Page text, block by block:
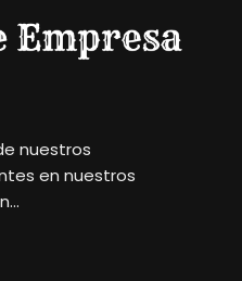
nuestros
en nuestros